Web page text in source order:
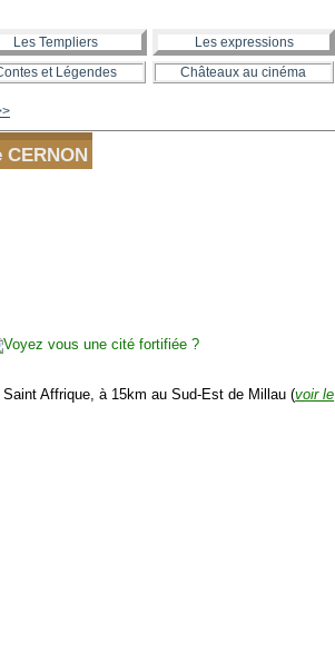
Les Templiers
Les expressions
et Légendes Châteaux au cinéma
Affrique, à 15km au Sud-Est de Millau (voir le